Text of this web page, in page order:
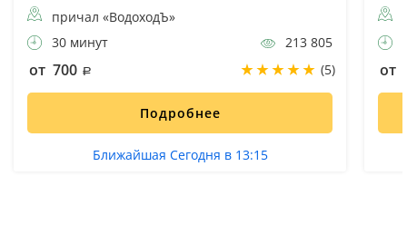
причал «ВодоходЪ»
30 минут
213 805
от 700 (5)
Подробнее
Ближайшая Сегодня в 13:15
от